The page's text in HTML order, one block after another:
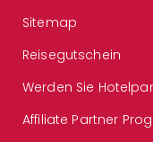
Sitemap
Reisegutschein
Werden Sie
Affiliate Partner